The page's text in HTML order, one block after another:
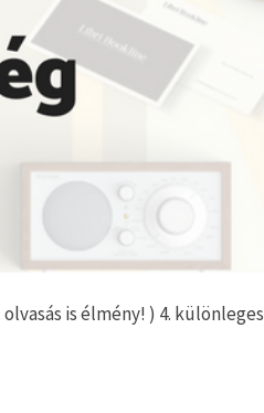
is élmény! ) 4. különleges